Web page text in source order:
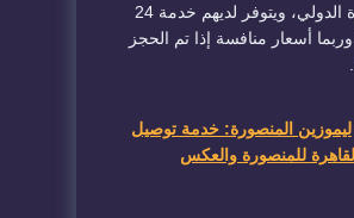
القاهرة الدولي، ويتوفر لديهم خدمة 24
أسعار منافسة إذا تم الحجز
ليموزين المنصورة: خدمة توصيل
للمنصورة والعكس